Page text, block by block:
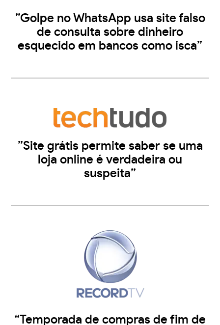
”Golpe no WhatsApp usa site falso
de consulta sobre dinheiro
esquecido em bancos como isca”
”Site grátis permite saber se uma
loja online é verdadeira ou
suspeita”
“Temporada de compras de fim de